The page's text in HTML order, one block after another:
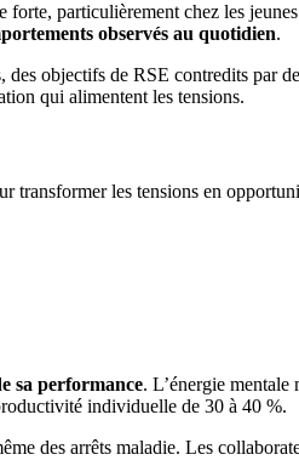
particulièrement chez les
observés au quotidien.
objectifs de RSE contredits par
qui alimentent les tensions.
les tensions en
sa performance. L’énergie mentale
individuelle de 30 à 40 %.
des arrêts maladie. Les